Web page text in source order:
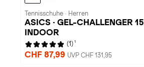
Tennisschuhe · Herren
ASICS · GEL-CHALLENGER 15
INDOOR
(1) 1
CHF 87,99 UVP CHF 131,95